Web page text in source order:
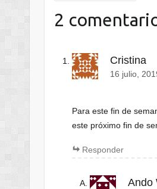
2
Cristina
16 julio,
Para este fin de
este próximo fin de
Responder
Ando